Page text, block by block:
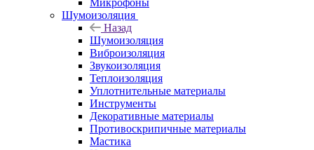
Микрофоны
Шумоизоляция
Назад
Шумоизоляция
Виброизоляция
Звукоизоляция
Теплоизоляция
Уплотнительные материалы
Инструменты
Декоративные материалы
Противоскрипичные материалы
Мастика